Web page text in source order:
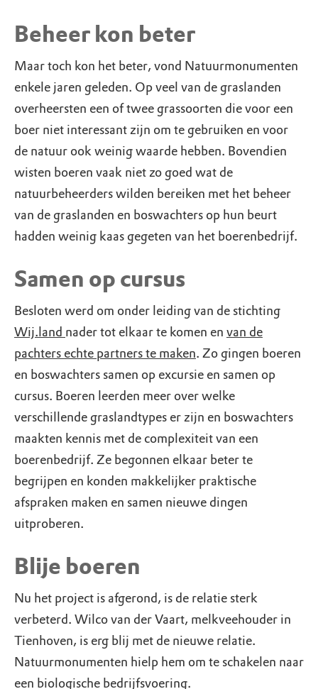
Beheer kon beter
Maar toch kon het beter, vond Natuurmonumenten
enkele jaren geleden. Op veel van de graslanden
overheersten een of twee grassoorten die voor een
boer niet interessant zijn om te gebruiken en voor
de natuur ook weinig waarde hebben. Bovendien
wisten boeren vaak niet zo goed wat de
natuurbeheerders wilden bereiken met het beheer
van de graslanden en boswachters op hun beurt
hadden weinig kaas gegeten van het boerenbedrijf.
Samen op cursus
Besloten werd om onder leiding van de stichting
Wij.land nader tot elkaar te komen en van de
pachters echte partners te maken. Zo gingen boeren
en boswachters samen op excursie en samen op
cursus. Boeren leerden meer over welke
verschillende graslandtypes er zijn en boswachters
maakten kennis met de complexiteit van een
boerenbedrijf. Ze begonnen elkaar beter te
begrijpen en konden makkelijker praktische
afspraken maken en samen nieuwe dingen
uitproberen.
Blije boeren
Nu het project is afgerond, is de relatie sterk
verbeterd. Wilco van der Vaart, melkveehouder in
Tienhoven, is erg blij met de nieuwe relatie.
Natuurmonumenten hielp hem om te schakelen naar
een biologische bedrijfsvoering.